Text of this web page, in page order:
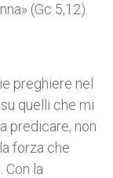
(Gc 5,12).
preghiere nel
quelli che mi
predicare, non
forza che
Con la